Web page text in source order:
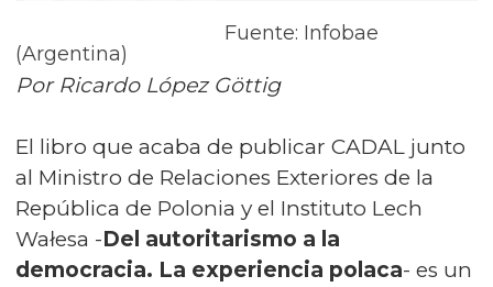
Fuente: Infobae
(Argentina)
Por Ricardo López Göttig
El libro que acaba de publicar CADAL junto
al Ministro de Relaciones Exteriores de la
República de Polonia y el Instituto Lech
Wałesa -Del autoritarismo a la
democracia. La experiencia polaca- es un